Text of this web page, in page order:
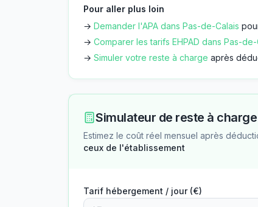
Pour aller plus loin
→ Demander l'APA dans Pas-de-Calais
→ Comparer les tarifs EHPAD dans Pas-de-
→ Simuler votre reste à charge après
Simulateur de reste à
Estimez le coût réel mensuel après
ceux de l'établissement
Tarif hébergement / jour (€)